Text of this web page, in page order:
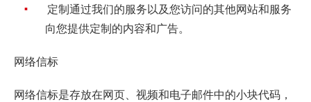
定制通过我们的服务以及您访问的其他网站和服务
向您提供定制的内容和广告。
网络信标
网络信标是存放在网页、视频和电子邮件中的小块代码，